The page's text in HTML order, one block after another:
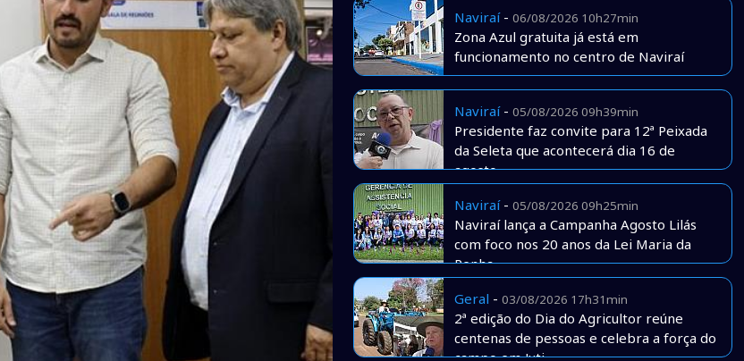
Naviraí- 06/08/2026 10h27min
Zona Azul gratuita já está em
funcionamento no centro de Naviraí
Naviraí- 05/08/2026 09h39min
Presidente faz convite para 12ª Peixada
da Seleta que acontecerá dia 16 de
agosto
Naviraí- 05/08/2026 09h25min
Naviraí lança a Campanha Agosto Lilás
com foco nos 20 anos da Lei Maria da
Penha
Geral - 03/08/2026 17h31min
2ª edição do Dia do Agricultor reúne
centenas de pessoas e celebra a força do